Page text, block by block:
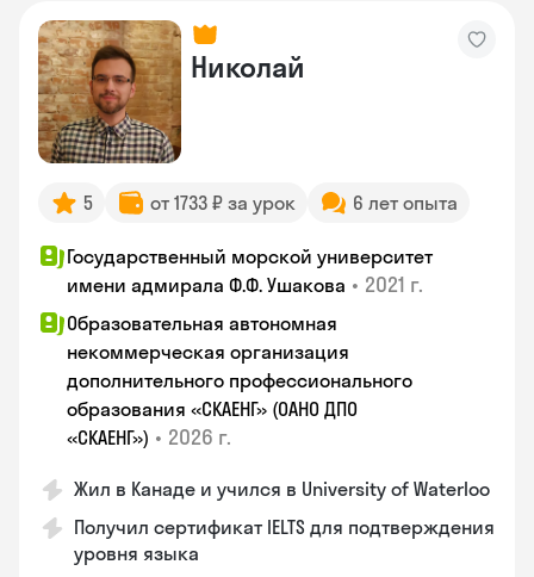
Николай
5 от 1733 ₽ за урок 6 лет опыта
Государственный морской университет
имени адмирала Ф.Ф. Ушакова • 2021 г.
Образовательная автономная
некоммерческая организация
дополнительного профессионального
образования «СКАЕНГ» (ОАНО ДПО
«СКАЕНГ») • 2026 г.
Жил в Канаде и учился в University of Waterloo
Получил сертификат IELTS для подтверждения
уровня языка